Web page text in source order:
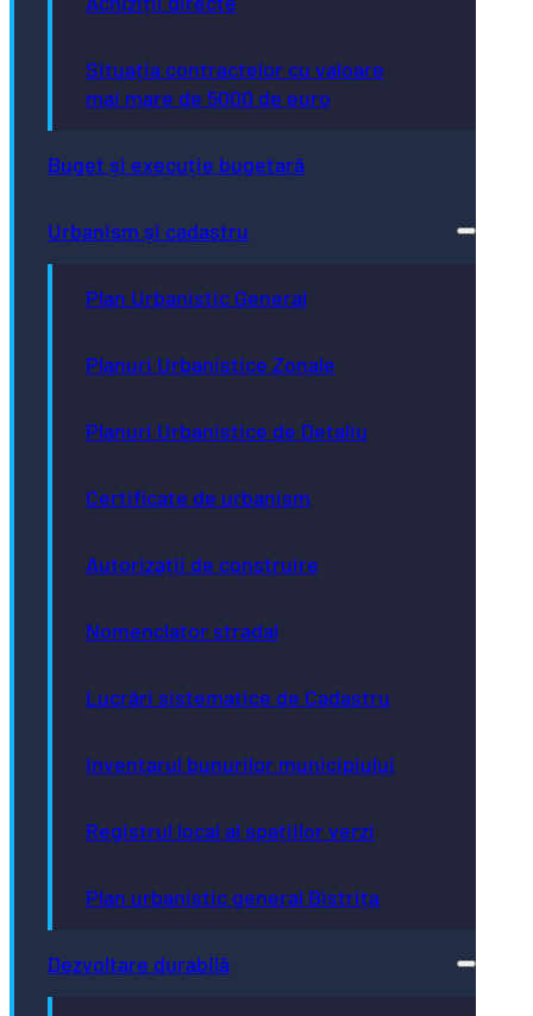
Situația contractelor cu valoare
mai mare de 5000 de euro
Buget și execuție bugetară
Urbanism și cadastru
Plan Urbanistic General
Planuri Urbanistice Zonale
Planuri Urbanistice de Detaliu
Certificate de urbanism
Autorizații de construire
Nomenclator stradal
Lucrări sistematice de Cadastru
Inventarul bunurilor municipiului
Registrul local al spațiilor verzi
Plan urbanistic general Bistrița
Dezvoltare durabilă